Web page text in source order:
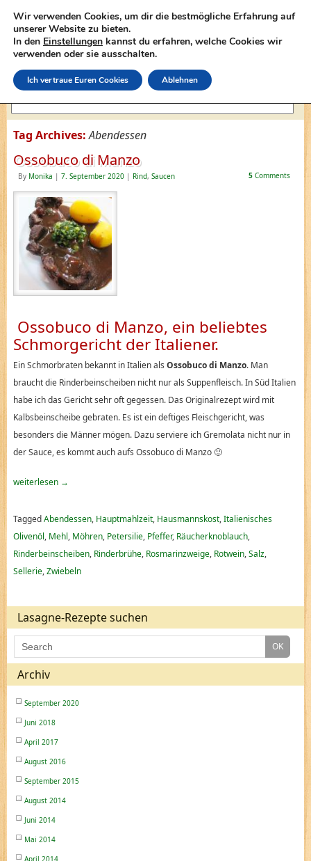
lasagne-rezepte.net
Tag Archives:Abendessen
Ossobuco di Manzo
By Monika | 7. September 2020 | Rind, Saucen 5 Comments
Ossobuco di Manzo, ein beliebtes
Schmorgericht der Italiener.
Ein Schmorbraten bekannt in Italien als Ossobuco di Manzo. Man
braucht die Rinderbeinscheiben nicht nur als Suppenfleisch. In Süd Italien
habe ich das Gericht sehr oft gegessen. Das Originalrezept wird mit
Kalbsbeinscheibe gebraten. Es ist ein deftiges Fleischgericht, was
besonders die Männer mögen. Dazu serviere ich Gremolata nicht nur in
der Sauce, es kommt auch aufs Ossobuco di Manzo🙂
weiterlesen →
TaggedAbendessen, Hauptmahlzeit, Hausmannskost,Italienisches
Olivenöl, Mehl, Möhren, Petersilie, Pfeffer, Räucherknoblauch,
Rinderbeinscheiben, Rinderbrühe, Rosmarinzweige, Rotwein,Salz,
Sellerie,Zwiebeln
Lasagne-Rezepte suchen
Archiv
September 2020
Juni 2018
April 2017
August 2016
September 2015
August 2014
Juni 2014
Mai 2014
April 2014
Wir verwenden Cookies, um dir die bestmögliche Erfahrung auf
unserer Website zu bieten.
In den Einstellungen kannst du erfahren, welche Cookies wir
verwenden oder sie ausschalten.
Ich vertraue Euren Cookies Ablehnen